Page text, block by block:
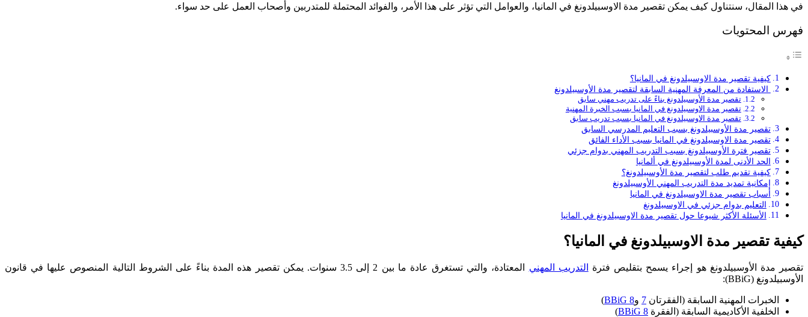
في هذا المقال، سنتناول كيف يمكن تقصير مدة الاوسبيلدونغ في المانيا، والعوامل التي تؤثر على هذا الأمر، والفوائد المحتملة للمتدربين وأصحاب العمل على حد سواء.
فهرس المحتويات
كيفية تقصير مدة الاوسبيلدونغ في المانيا؟
الاستفادة من المعرفة المهنية السابقة لتقصير مدة الأوسبيلدونغ
تقصير مدة الأوسبيلدونغ بناءً على تدريب مهني سابق
تقصير مدة الاوسبيلدونغ في المانيا بسبب الخبرة المهنية
تقصير مدة الاوسبيلدونغ في المانيا بسبب تدريب سابق
تقصير مدة الأوسبيلدونغ بسبب التعليم المدرسي السابق
تقصير مدة الاوسبيلدونغ في المانيا بسبب الأداء الفائق
تقصير فترة الأوسبيلدونغ بسبب التدريب المهني بدوام جزئي
الحد الأدنى لمدة الأوسبيلدونغ في ألمانيا
كيفية تقديم طلب لتقصير مدة الأوسبيلدونغ؟
إمكانية تمديد مدة التدريب المهني الأوسبيلدونغ
أسباب تقصير مدة الاوسبيلدونغ في المانيا
التعليم بدوام جزئي في الاوسبيلدونغ
الأسئلة الأكثر شيوعا حول تقصير مدة الاوسبيلدونغ في المانيا
كيفية تقصير مدة الاوسبيلدونغ في المانيا؟
تقصير مدة الأوسبيلدونغ هو إجراء يسمح بتقليص فترة التدريب المهني
المعتادة، والتي تستغرق عادة ما بين 2 إلى 3.5 سنوات. يمكن تقصير هذه المدة بناءً على الشروط التالية المنصوص عليها في قانون
الأوسبيلدونغ (BBiG):
الخبرات المهنية السابقة (الفقرتان 7 و8 BBiG
)
الخلفية الأكاديمية السابقة (الفقرة 8 BBiG
)